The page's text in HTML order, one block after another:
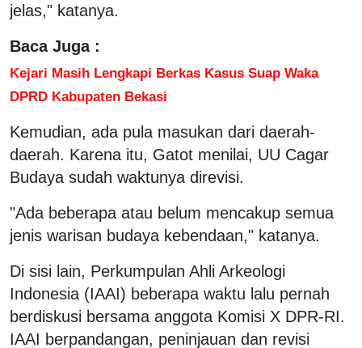
jelas," katanya.
Baca Juga :
Kejari Masih Lengkapi Berkas Kasus Suap Waka
DPRD Kabupaten Bekasi
Kemudian, ada pula masukan dari daerah-
daerah. Karena itu, Gatot menilai, UU Cagar
Budaya sudah waktunya direvisi.
"Ada beberapa atau belum mencakup semua
jenis warisan budaya kebendaan," katanya.
Di sisi lain, Perkumpulan Ahli Arkeologi
Indonesia (IAAI) beberapa waktu lalu pernah
berdiskusi bersama anggota Komisi X DPR-RI.
IAAI berpandangan, peninjauan dan revisi